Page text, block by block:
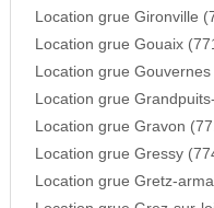
Location grue Gironville
Location grue Gouaix
Location grue
Location grue
Location grue Gravon
Location grue Gressy
Location grue Gretz-